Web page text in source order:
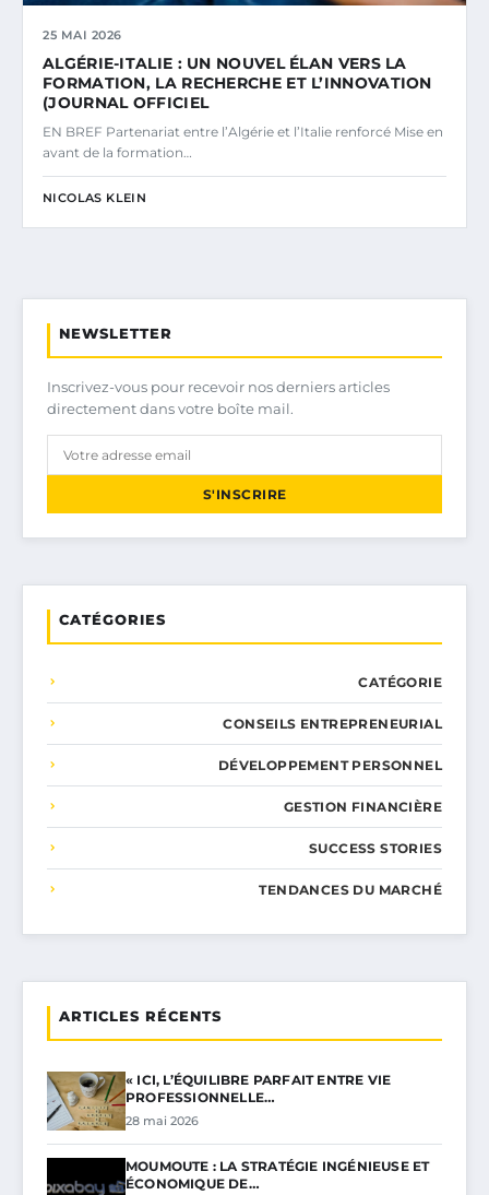
25 MAI 2026
ALGÉRIE-ITALIE : UN NOUVEL ÉLAN VERS LA
FORMATION, LA RECHERCHE ET L’INNOVATION
(JOURNAL OFFICIEL
EN BREF Partenariat entre l’Algérie et l’Italie renforcé Mise en
avant de la formation…
NICOLAS KLEIN
NEWSLETTER
Inscrivez-vous pour recevoir nos derniers articles
directement dans votre boîte mail.
S'INSCRIRE
CATÉGORIES
CATÉGORIE
CONSEILS ENTREPRENEURIAL
DÉVELOPPEMENT PERSONNEL
GESTION FINANCIÈRE
SUCCESS STORIES
TENDANCES DU MARCHÉ
ARTICLES RÉCENTS
« ICI, L’ÉQUILIBRE PARFAIT ENTRE VIE
PROFESSIONNELLE…
28 mai 2026
MOUMOUTE : LA STRATÉGIE INGÉNIEUSE ET
ÉCONOMIQUE DE…